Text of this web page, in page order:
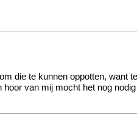
die te kunnen oppotten,
van mij mocht het nog